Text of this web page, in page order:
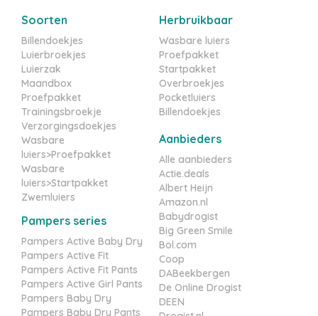
Soorten
Billendoekjes
Luierbroekjes
Luierzak
Maandbox
Proefpakket
Trainingsbroekje
Verzorgingsdoekjes
Wasbare
luiers>Proefpakket
Wasbare
luiers>Startpakket
Zwemluiers
Pampers series
Pampers Active Baby Dry
Pampers Active Fit
Pampers Active Fit Pants
Pampers Active Girl Pants
Pampers Baby Dry
Pampers Baby Dry Pants
Herbruikbaar
Wasbare luiers
Proefpakket
Startpakket
Overbroekjes
Pocketluiers
Billendoekjes
Aanbieders
Alle aanbieders
Actie.deals
Albert Heijn
Amazon.nl
Babydrogist
Big Green Smile
Bol.com
Coop
DABeekbergen
De Online Drogist
DEEN